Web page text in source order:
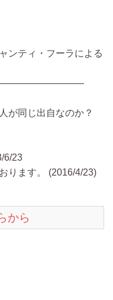
ンティ・フーラによる
が同じ出自なのか？
6/23
ります。 (2016/4/23)
から